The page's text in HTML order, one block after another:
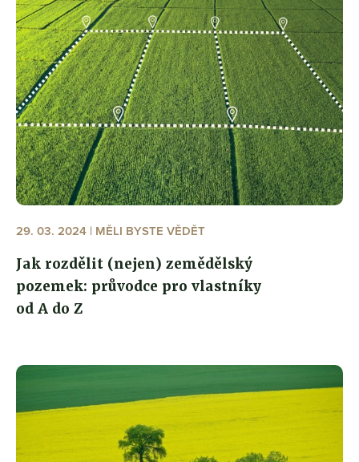
29. 03. 2024 | MĚLI BYSTE VĚDĚT
Jak rozdělit (nejen) zemědělský
pozemek: průvodce pro vlastníky
od A do Z